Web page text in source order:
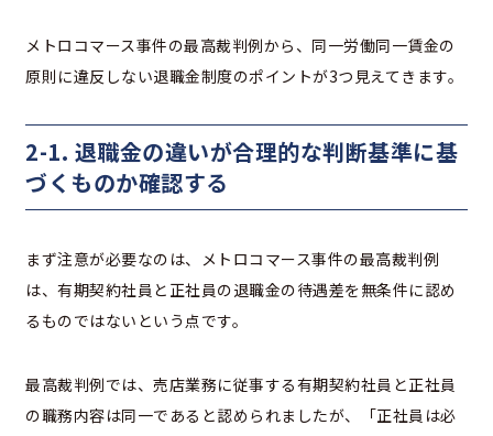
メトロコマース事件の最高裁判例から、同一労働同一賃金の
原則に違反しない退職金制度のポイントが3つ見えてきます。
2-1. 退職金の違いが合理的な判断基準に基
づくものか確認する
まず注意が必要なのは、メトロコマース事件の最高裁判例
は、有期契約社員と正社員の退職金の待遇差を無条件に認め
るものではないという点です。
最高裁判例では、売店業務に従事する有期契約社員と正社員
の職務内容は同一であると認められましたが、「正社員は必